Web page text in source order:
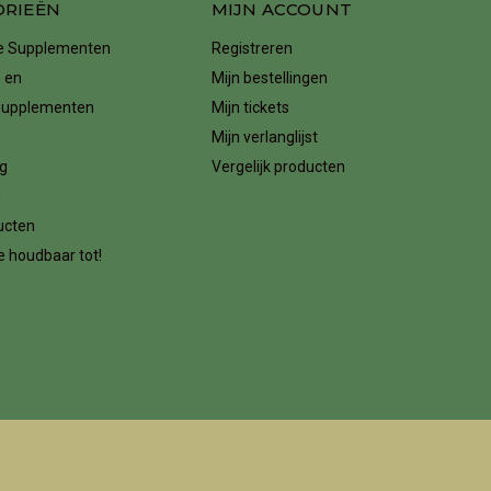
Supplementen
en
houdbaar tot!
MIJN ACCOUNT
Registreren
Mijn bestellingen
Mijn tickets
Mijn verlanglijst
Vergelijk producten